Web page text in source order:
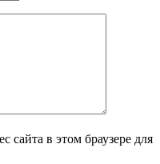
сайта в этом браузере для